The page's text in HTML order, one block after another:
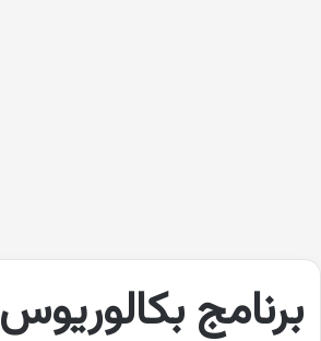
برنامج بكالوريوس